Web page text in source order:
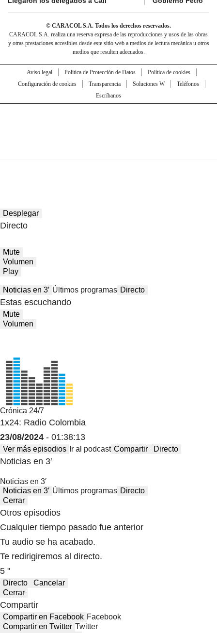
© CARACOL S.A. Todos los derechos reservados.
CARACOL S.A. realiza una reserva expresa de las reproducciones y usos de las obras
y otras prestaciones accesibles desde este sitio web a medios de lectura mecánica u otros
medios que resulten adecuados.
Aviso legal Política de Protección de Datos
Política de cookies
Configuración de cookies
Transparencia Soluciones W
Teléfonos
Escríbanos
Desplegar
Directo
Mute
Volumen
Play
Noticias en 3′ Últimos programas Directo
Estas escuchando
Mute
Volumen
Crónica 24/7
1x24: Radio Colombia
23/08/2024 - 01:38:13
Ver más episodios Ir al podcast Compartir Directo
Noticias en 3′
Noticias en 3′
Noticias en 3′ Últimos programas Directo
Cerrar
Otros episodios
Cualquier tiempo pasado fue anterior
Tu audio se ha acabado.
Te redirigiremos al directo.
5 "
Directo
Cancelar
Cerrar
Compartir
Compartir en Facebook Facebook
Compartir en Twitter Twitter